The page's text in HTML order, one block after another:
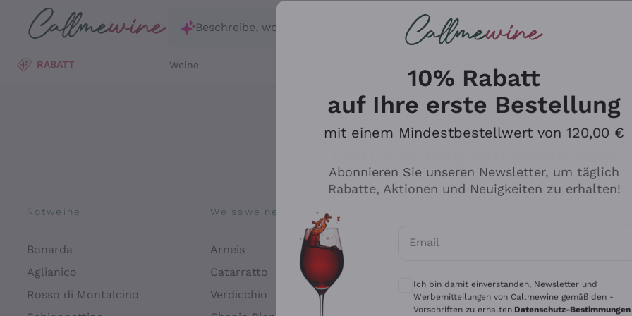
Zum Hauptinhalt springen
Beschreibe, wonach du suchst
RABATT Weine
Rotweine
Bonarda
Aglianico
Rosso di Montalcino
Weissweine
Arneis
Catarratto
Verdicchio
Tenuta San Leonardo
Alessandra Divella
10% Rabatt
auf Ihre erste Bestellung
mit einem Mindestbestellwert von 120,00 €
Abonnieren Sie unseren Newsletter, um täglich
Rabatte, Aktionen und Neuigkeiten zu erhalten!
Email
Ich bin damit einverstanden, Newsletter und
Werbemitteilungen von Callmewine gemäß den -
Vorschriften zu erhalten.Datenschutz-Bestimmungen